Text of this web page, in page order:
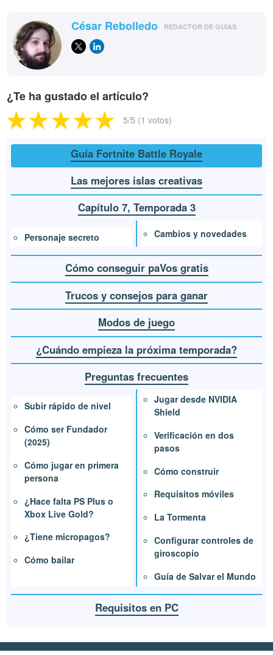
César Rebolledo REDACTOR DE GUÍAS
¿Te ha gustado el artículo?
5/5 (1 votos)
Guía Fortnite Battle Royale
Las mejores islas creativas
Capítulo 7, Temporada 3
Personaje secreto Cambios y novedades
Cómo conseguir paVos gratis
Trucos y consejos para ganar
Modos de juego
¿Cuándo empieza la próxima temporada?
Preguntas frecuentes
Subir rápido de nivel
Cómo ser Fundador
(2025)
Cómo jugar en primera
persona
¿Hace falta PS Plus o
Xbox Live Gold?
¿Tiene micropagos?
Cómo bailar
Jugar desde NVIDIA
Shield
Verificación en dos
pasos
Cómo construir
Requisitos móviles
La Tormenta
Configurar controles de
giroscopio
Guía de Salvar el Mundo
Requisitos en PC